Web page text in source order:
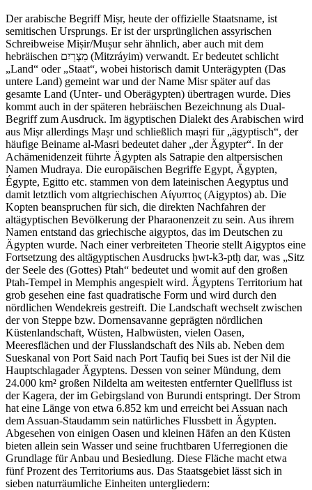
Der arabische Begriff Miṣr, heute der offizielle Staatsname, ist
semitischen Ursprungs. Er ist der ursprünglichen assyrischen
Schreibweise Miṣir/Muṣur sehr ähnlich, aber auch mit dem
hebräischen מִצְרַיִם (Mitzráyim) verwandt. Er bedeutet schlicht
„Land“ oder „Staat“, wobei historisch damit Unterägypten (Das
untere Land) gemeint war und der Name Misr später auf das
gesamte Land (Unter- und Oberägypten) übertragen wurde. Dies
kommt auch in der späteren hebräischen Bezeichnung als Dual-
Begriff zum Ausdruck. Im ägyptischen Dialekt des Arabischen wird
aus Miṣr allerdings Maṣr und schließlich maṣri für „ägyptisch“, der
häufige Beiname al-Masri bedeutet daher „der Ägypter“. In der
Achämenidenzeit führte Ägypten als Satrapie den altpersischen
Namen Mudraya. Die europäischen Begriffe Egypt, Ägypten,
Égypte, Egitto etc. stammen von dem lateinischen Aegyptus und
damit letztlich vom altgriechischen Αίγυπτος (Aigyptos) ab. Die
Kopten beanspruchen für sich, die direkten Nachfahren der
altägyptischen Bevölkerung der Pharaonenzeit zu sein. Aus ihrem
Namen entstand das griechische aigyptos, das im Deutschen zu
Ägypten wurde. Nach einer verbreiteten Theorie stellt Aigyptos eine
Fortsetzung des altägyptischen Ausdrucks ḥwt-k3-ptḥ dar, was „Sitz
der Seele des (Gottes) Ptah“ bedeutet und womit auf den großen
Ptah-Tempel in Memphis angespielt wird. Ägyptens Territorium hat
grob gesehen eine fast quadratische Form und wird durch den
nördlichen Wendekreis gestreift. Die Landschaft wechselt zwischen
der von Steppe bzw. Dornensavanne geprägten nördlichen
Küstenlandschaft, Wüsten, Halbwüsten, vielen Oasen,
Meeresflächen und der Flusslandschaft des Nils ab. Neben dem
Sueskanal von Port Said nach Port Taufiq bei Sues ist der Nil die
Hauptschlagader Ägyptens. Dessen von seiner Mündung, dem
24.000 km² großen Nildelta am weitesten entfernter Quellfluss ist
der Kagera, der im Gebirgsland von Burundi entspringt. Der Strom
hat eine Länge von etwa 6.852 km und erreicht bei Assuan nach
dem Assuan-Staudamm sein natürliches Flussbett in Ägypten.
Abgesehen von einigen Oasen und kleinen Häfen an den Küsten
bieten allein sein Wasser und seine fruchtbaren Uferregionen die
Grundlage für Anbau und Besiedlung. Diese Fläche macht etwa
fünf Prozent des Territoriums aus. Das Staatsgebiet lässt sich in
sieben naturräumliche Einheiten untergliedern: